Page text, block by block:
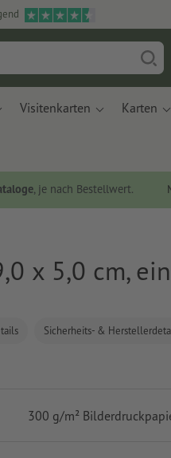
Visitenkarten Karten
, je nach Bestellwert.
x 5,0 cm,
Sicherheits- &
300 g/m²